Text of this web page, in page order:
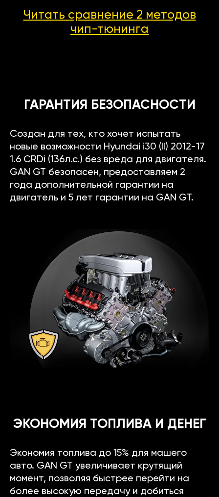
Читать сравнение 2 методов
чип-тюнинга
ГАРАНТИЯ БЕЗОПАСНОСТИ
Создан для тех, кто хочет испытать
новые возможности Hyundai i30 (II) 2012-17
1.6 CRDi (136л.с.) без вреда для двигателя.
GAN GT безопасен, предоставляем 2
года дополнительной гарантии на
двигатель и 5 лет гарантии на GAN GT.
ЭКОНОМИЯ ТОПЛИВА И ДЕНЕГ
Экономия топлива до 15% для машего
авто. GAN GT увеличивает крутящий
момент, позволяя быстрее перейти на
более высокую передачу и добиться